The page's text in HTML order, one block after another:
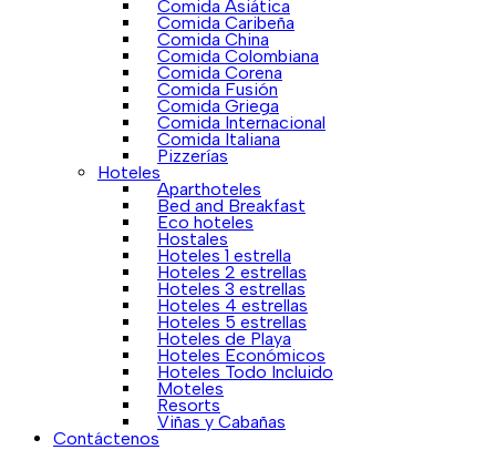
Comida Asiática
Comida Caribeña
Comida China
Comida Colombiana
Comida Corena
Comida Fusión
Comida Griega
Comida Internacional
Comida Italiana
Pizzerías
Hoteles
Aparthoteles
Bed and Breakfast
Eco hoteles
Hostales
Hoteles 1 estrella
Hoteles 2 estrellas
Hoteles 3 estrellas
Hoteles 4 estrellas
Hoteles 5 estrellas
Hoteles de Playa
Hoteles Económicos
Hoteles Todo Incluido
Moteles
Resorts
Viñas y Cabañas
Contáctenos